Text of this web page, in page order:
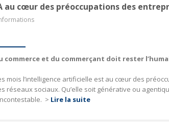
au cœur des préoccupations des
commerce et du commerçant doit rester
mois l’intelligence artificielle est au cœur des
réseaux sociaux. Qu’elle soit générative ou
> Lire la suite